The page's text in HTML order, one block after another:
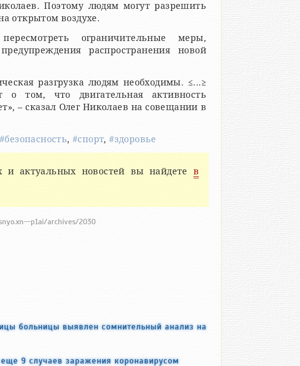
Поэтому людям могут разрешить
открытом воздухе.
ограничительные меры,
распространения новой
разгрузка людям необходимы. ≤...≥
о том, что двигательная активность
– сказал Олег Николаев на совещании в
#безопасность,#спорт,#здоровье
актуальных новостей вы найдете в
p1ai/archives/2030
больницы выявлен сомнительный анализ на
9 случаев заражения коронавирусом